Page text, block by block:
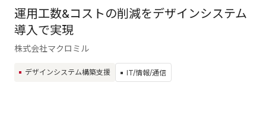
運用工数&コストの削減をデザインシステム
導入で実現
株式会社マクロミル
デザインシステム構築支援 IT/情報/通信